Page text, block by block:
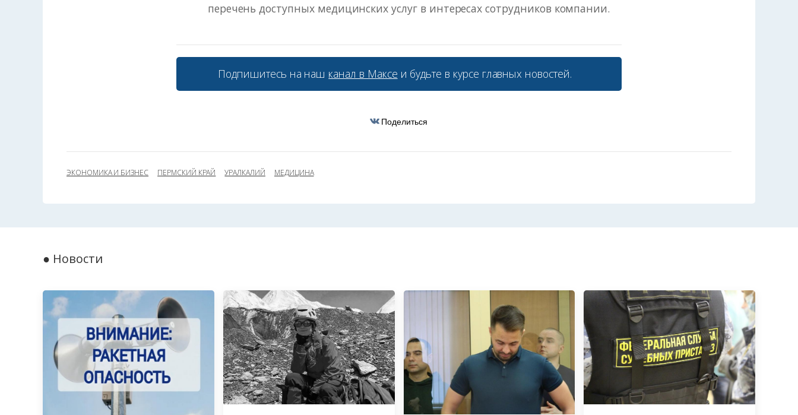
перечень доступных медицинских услуг в интересах сотрудников компании.
Подпишитесь на наш канал в Максе и будьте в курсе главных новостей.
Поделиться
ЭКОНОМИКА И БИЗНЕС ПЕРМСКИЙ КРАЙ УРАЛКАЛИЙ МЕДИЦИНА
● Новости